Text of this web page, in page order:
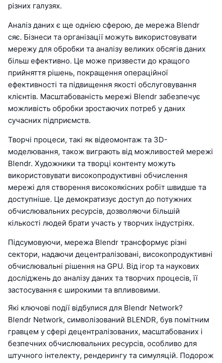
різних галузях.
Аналіз даних є ще однією сферою, де мережа Blendr
сяє. Бізнеси та організації можуть використовувати
мережу для обробки та аналізу великих обсягів даних
більш ефективно. Це може призвести до кращого
прийняття рішень, покращення операційної
ефективності та підвищення якості обслуговування
клієнтів. Масштабованість мережі Blendr забезпечує
можливість обробки зростаючих потреб у даних
сучасних підприємств.
Творчі процеси, такі як відеомонтаж та 3D-
моделювання, також виграють від можливостей мережі
Blendr. Художники та творці контенту можуть
використовувати високопродуктивні обчислення
мережі для створення високоякісних робіт швидше та
доступніше. Це демократизує доступ до потужних
обчислювальних ресурсів, дозволяючи більшій
кількості людей брати участь у творчих індустріях.
Підсумовуючи, мережа Blendr трансформує різні
сектори, надаючи децентралізовані, високопродуктивні
обчислювальні рішення на GPU. Від ігор та наукових
досліджень до аналізу даних та творчих процесів, її
застосування є широкими та впливовими.
Які ключові події відбулися для Blendr Network?
Blendr Network, символізований BLENDR, був помітним
гравцем у сфері децентралізованих, масштабованих і
безпечних обчислювальних ресурсів, особливо для
штучного інтелекту, рендерингу та симуляцій. Подорож